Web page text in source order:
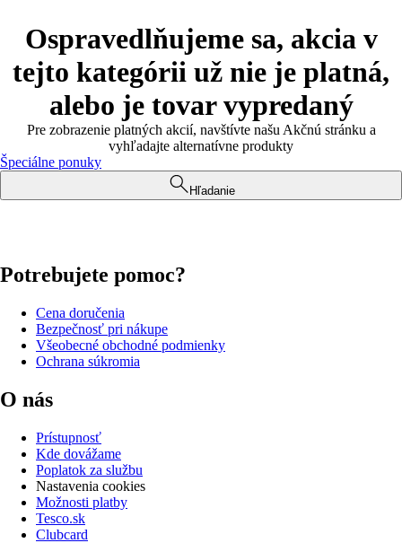
Ospravedlňujeme sa, akcia v
tejto kategórii už nie je platná,
alebo je tovar vypredaný
Pre zobrazenie platných akcií, navštívte našu Akčnú stránku a
vyhľadajte alternatívne produkty
Špeciálne ponuky
Hľadanie
Potrebujete pomoc?
Cena doručenia
Bezpečnosť pri nákupe
Všeobecné obchodné podmienky
Ochrana súkromia
O nás
Prístupnosť
Kde dovážame
Poplatok za službu
Nastavenia cookies
Možnosti platby
Tesco.sk
Clubcard